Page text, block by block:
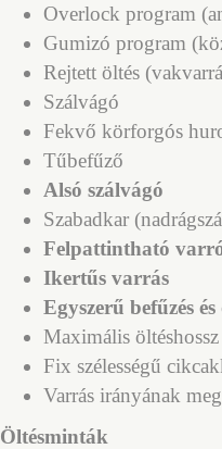
Overlock program
Gumizó program
Rejtett öltés
Szálvágó
Fekvő körforgós
Tűbefűző
Alsó szálvágó
Szabadkar
Felpattintható
Ikertűs varrás
Egyszerű befűzés
Maximális
Fix szélességű
Varrás irányának
Öltésminták